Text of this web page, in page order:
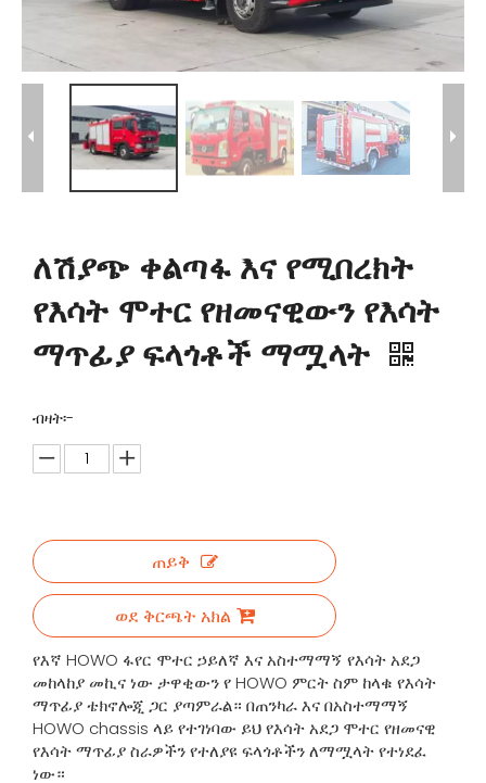
ለሽያጭ ቀልጣፋ እና የሚበረክት
የእሳት ሞተር የዘመናዊውን የእሳት
ማጥፊያ ፍላጎቶች ማሟላት
ብዛት፡-
ጠይቅ
ወደ ቅርጫት አክል
የእኛ HOWO ፋየር ሞተር ኃይለኛ እና አስተማማኝ የእሳት አደጋ
መከላከያ መኪና ነው ታዋቂውን የ HOWO ምርት ስም ከላቁ የእሳት
ማጥፊያ ቴክኖሎጂ ጋር ያጣምራል። በጠንካራ እና በአስተማማኝ
HOWO chassis ላይ የተገነባው ይህ የእሳት አደጋ ሞተር የዘመናዊ
የእሳት ማጥፊያ ስራዎችን የተለያዩ ፍላጎቶችን ለማሟላት የተነደፈ
ነው።